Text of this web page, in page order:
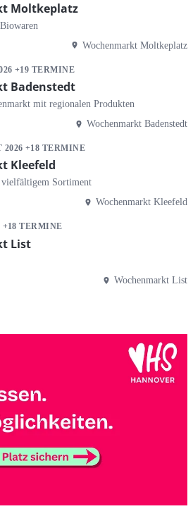
Moltkeplatz
Wochenmarkt Moltkeplatz
+19 TERMINE
Badenstedt
mit regionalen Produkten
Wochenmarkt Badenstedt
2026 +18 TERMINE
Kleefeld
Sortiment
Wochenmarkt Kleefeld
+18 TERMINE
List
Wochenmarkt List